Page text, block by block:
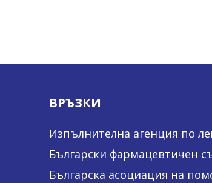
ВРЪЗКИ
Изпълнителна агенция по
Български фармацевтичен
Българска асоциация на